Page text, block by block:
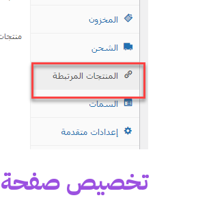
تخصيص صفحة